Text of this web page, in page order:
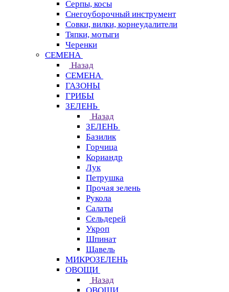
Серпы, косы
Снегоуборочный инструмент
Совки, вилки, корнеудалители
Тяпки, мотыги
Черенки
СЕМЕНА
Назад
СЕМЕНА
ГАЗОНЫ
ГРИБЫ
ЗЕЛЕНЬ
Назад
ЗЕЛЕНЬ
Базилик
Горчица
Кориандр
Лук
Петрушка
Прочая зелень
Рукола
Салаты
Сельдерей
Укроп
Шпинат
Щавель
МИКРОЗЕЛЕНЬ
ОВОЩИ
Назад